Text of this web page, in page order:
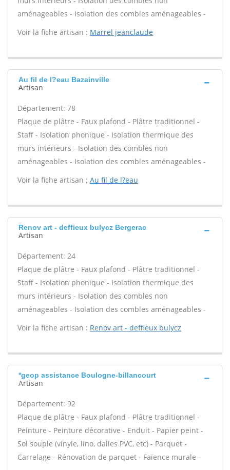
aménageables - Isolation des combles aménageables -
Voir la fiche artisan : Marrel jeanclaude
Au fil de l?eau Bazainville
Artisan
Département: 78
Plaque de plâtre - Faux plafond - Plâtre traditionnel -
Staff - Isolation phonique - Isolation thermique des
murs intérieurs - Isolation des combles non
aménageables - Isolation des combles aménageables -
Voir la fiche artisan : Au fil de l?eau
Renov art - deffieux bulycz Bergerac
Artisan
Département: 24
Plaque de plâtre - Faux plafond - Plâtre traditionnel -
Staff - Isolation phonique - Isolation thermique des
murs intérieurs - Isolation des combles non
aménageables - Isolation des combles aménageables -
Voir la fiche artisan : Renov art - deffieux bulycz
*geop assistance Boulogne-billancourt
Artisan
Département: 92
Plaque de plâtre - Faux plafond - Plâtre traditionnel -
Peinture - Peinture décorative - Enduit - Papier peint -
Sol souple (vinyle, lino, dalles PVC, etc) - Parquet -
Carrelage - Rénovation de parquet - Faïence murale -